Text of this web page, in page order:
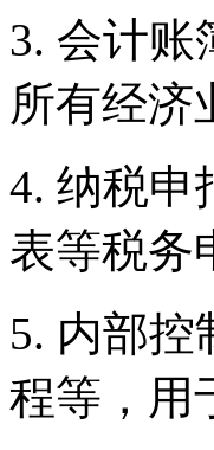
3. 会计账
所有经济
4. 纳税申
表等税务
5. 内部
程等，用